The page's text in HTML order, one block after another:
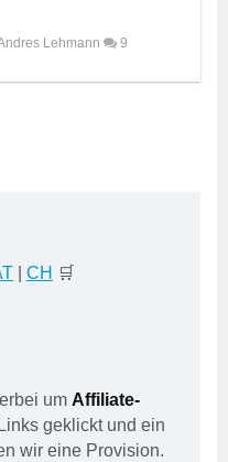
Lehmann 9
CH 🛒
um Affiliate-
geklickt und ein
wir eine Provision.